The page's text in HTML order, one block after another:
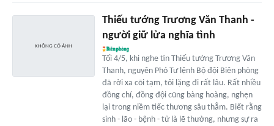
Thiếu tướng Trương Văn Thanh -
người giữ lửa nghĩa tình
Tối 4/5, khi nghe tin Thiếu tướng Trương Văn
Thanh, nguyên Phó Tư lệnh Bộ đội Biên phòng
đã rời xa cõi tạm, tôi lặng đi rất lâu. Rất nhiều
đồng chí, đồng đội cũng bàng hoàng, nghẹn
lại trong niềm tiếc thương sâu thẳm. Biết rằng
sinh - lão - bệnh - tử là lẽ thường, nhưng sự ra